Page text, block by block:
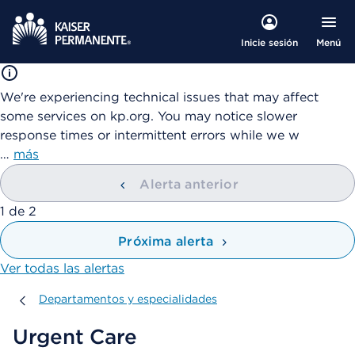
Inicie sesión Menú
We're experiencing technical issues that may affect
some services on kp.org. You may notice slower
response times or intermittent errors while we w
… más
Alerta anterior
mostrando
1 de 2
Próxima alerta
Ver todas las alertas
Departamentos y especialidades
Departamentos y especialidades
Urgent Care